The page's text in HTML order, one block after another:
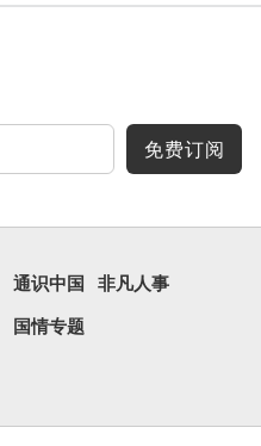
免费订阅
通识中国 非凡人事
国情专题